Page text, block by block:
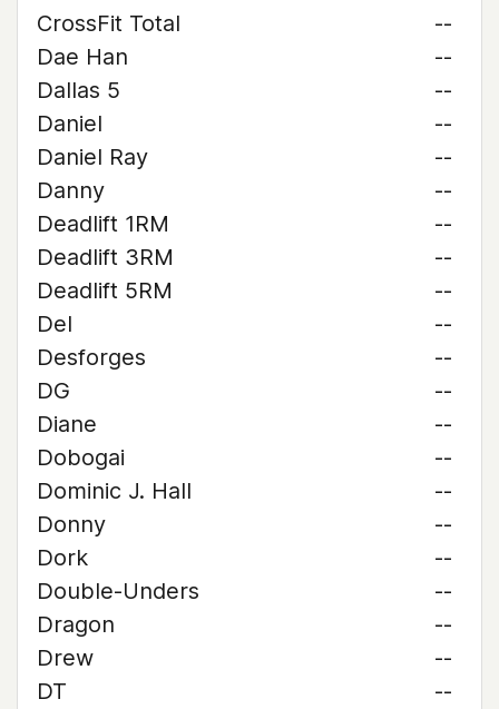
CrossFit Total
--
Dae Han
--
Dallas 5
--
Daniel
--
Daniel Ray
--
Danny
--
Deadlift 1RM
--
Deadlift 3RM
--
Deadlift 5RM
--
Del
--
Desforges
--
DG
--
Diane
--
Dobogai
--
Dominic J. Hall
--
Donny
--
Dork
--
Double-Unders
--
Dragon
--
Drew
--
DT
--